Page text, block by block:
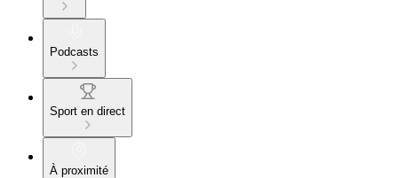
Podcasts
Sport en direct
À proximité